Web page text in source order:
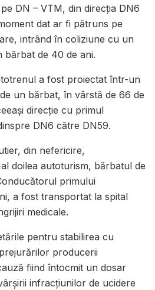
DN – VTM, din direcția DN6
dat ar fi pătruns pe
intrând în coliziune cu un
bărbat de 40 de ani.
a fost proiectat într-un
un bărbat, în vârstă de 66 de
direcție cu primul
DN6 către DN59.
din nefericire,
doilea autoturism, bărbatul de
primului
a fost transportat la spital
medicale.
pentru stabilirea cu
producerii
fiind întocmit un dosar
infracțiunilor de ucidere